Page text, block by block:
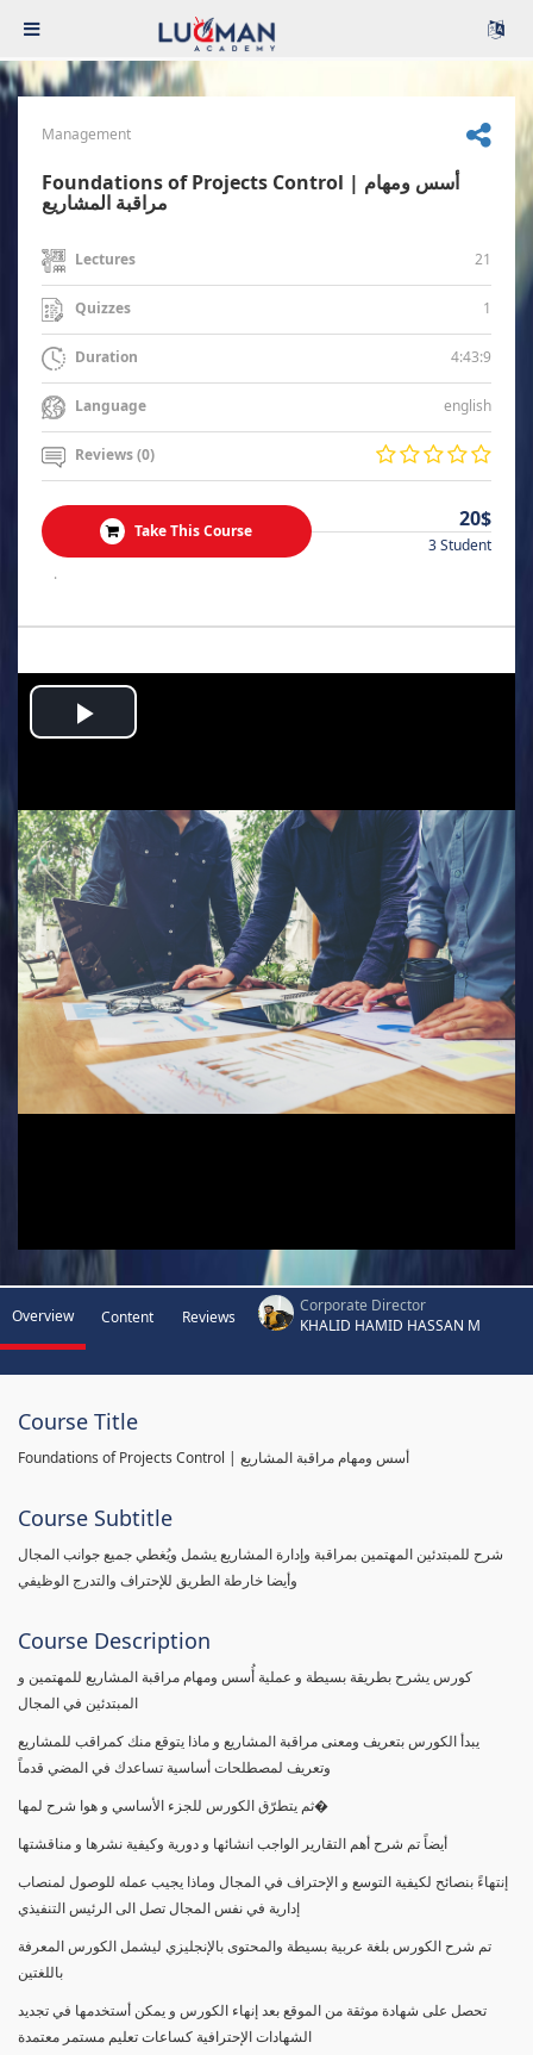
Management
Foundations of Projects Control | أسس ومهام
مراقبة المشاريع
Lectures 21
Quizzes 1
Duration 4:43:9
Language english
Reviews (0)
Take This Course 20$
3 Student
.
Play
Overview Content Reviews
Corporate Director
KHALID HAMID HASSAN M
Course Title
Foundations of Projects Control | أسس ومهام مراقبة المشاريع
Course Subtitle
شرح للمبتدئين المهتمين بمراقبة وإدارة المشاريع يشمل ويُغطي جميع جوانب المجال
وأيضا خارطة الطريق للإحتراف والتدرج الوظيفي
Course Description
كورس يشرح بطريقة بسيطة و عملية أُسس ومهام مراقبة المشاريع للمهتمين و
المبتدئين في المجال
يبدأ الكورس بتعريف ومعنى مراقبة المشاريع و ماذا يتوقع منك كمراقب للمشاريع
وتعريف لمصطلحات أساسية تساعدك في المضي قدماً
ثم يتطرّق الكورس للجزء الأساسي و هوا شرح لمها�
أيضاً تم شرح أهم التقارير الواجب انشائها و دورية وكيفية نشرها و مناقشتها
إنتهاءً بنصائح لكيفية التوسع و الإحتراف في المجال وماذا يجيب عمله للوصول لمنصاب
إدارية في نفس المجال تصل الى الرئيس التنفيذي
تم شرح الكورس بلغة عربية بسيطة والمحتوى بالإنجليزي ليشمل الكورس المعرفة
باللغتين
تحصل على شهادة موثقة من الموقع بعد إنهاء الكورس و يمكن أستخدمها في تجديد
الشهادات الإحترافية كساعات تعليم مستمر معتمدة